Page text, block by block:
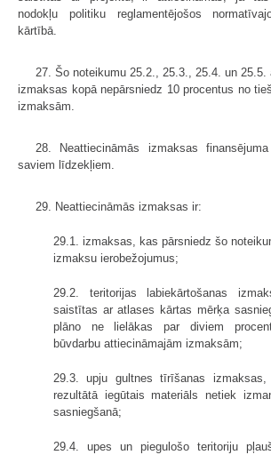
nodokļu politiku reglamentējošos
kārtībā.
27. Šo noteikumu 25.2., 25.3., 25.4. un 25.5.
izmaksas kopā nepārsniedz 10 procentus no
izmaksām.
28. Neattiecināmās izmaksas
saviem līdzekļiem.
29. Neattiecināmās izmaksas ir:
29.1. izmaksas, kas pārsniedz šo
izmaksu ierobežojumus;
29.2. teritorijas labiekārtošanas
saistītas ar atlases kārtas mērķa
plāno ne lielākas par diviem
būvdarbu attiecināmajām izmaksām;
29.3. upju gultnes tīrīšanas
rezultātā iegūtais materiāls netiek
sasniegšanā;
29.4. upes un piegulošo teritoriju